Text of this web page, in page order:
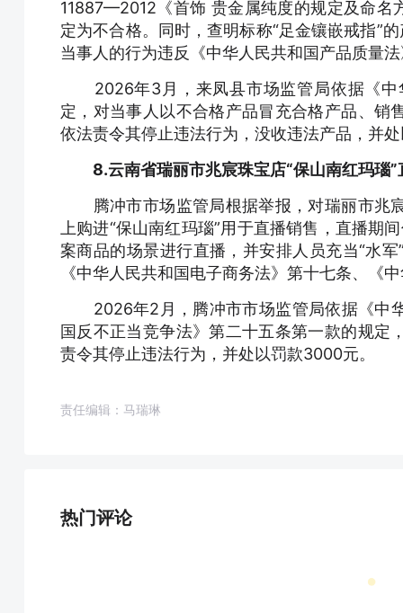
11887—2012《首饰 贵金属纯度的规定及命
定为不合格。同时，查明标称“足金镶嵌戒指”
当事人的行为违反《中华人民共和国产品质量
2026年3月，来凤县市场监管局依据《中
定，对当事人以不合格产品冒充合格产品、销
依法责令其停止违法行为，没收违法产品，并
8.云南省瑞丽市兆宸珠宝店“保山南红玛瑙
腾冲市市场监管局根据举报，对瑞丽市兆
上购进“保山南红玛瑙”用于直播销售，直播期
案商品的场景进行直播，并安排人员充当“水
《中华人民共和国电子商务法》第十七条、《
2026年2月，腾冲市市场监管局依据《中华
国反不正当竞争法》第二十五条第一款的规定
责令其停止违法行为，并处以罚款3000元。
责任编辑：马瑞琳
热门评论